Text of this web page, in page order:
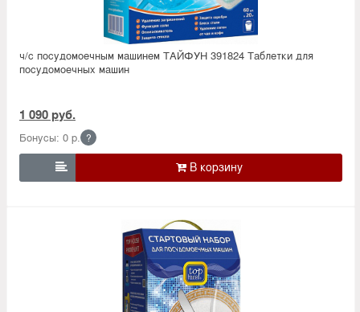
ч/с посудомоечным машинем ТАЙФУН 391824 Таблетки для
посудомоечных машин
1 090 руб.
Бонусы: 0 р. ?
